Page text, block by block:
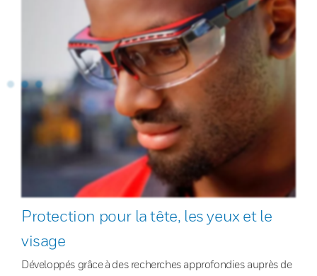
Protection pour la tête, les yeux et le
visage
Développés grâce à des recherches approfondies auprès de